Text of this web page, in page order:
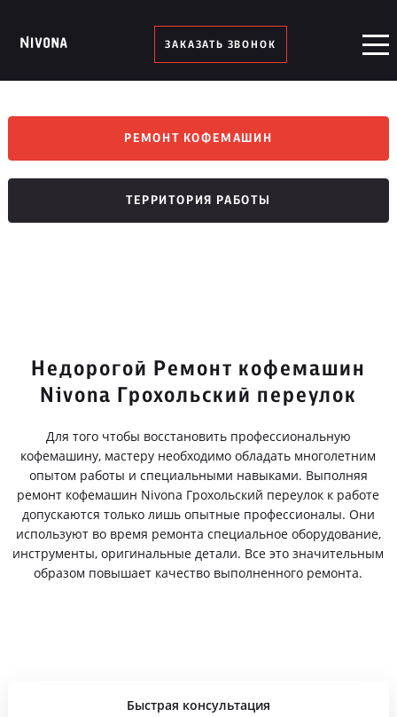
ЗАКАЗАТЬ ЗВОНОК
РЕМОНТ КОФЕМАШИН
ТЕРРИТОРИЯ РАБОТЫ
Недорогой Ремонт кофемашин
Nivona Грохольский переулок
Для того чтобы восстановить профессиональную
кофемашину, мастеру необходимо обладать многолетним
опытом работы и специальными навыками. Выполняя
ремонт кофемашин Nivona Грохольский переулок к работе
допускаются только лишь опытные профессионалы. Они
используют во время ремонта специальное оборудование,
инструменты, оригинальные детали. Все это значительным
образом повышает качество выполненного ремонта.
Быстрая консультация